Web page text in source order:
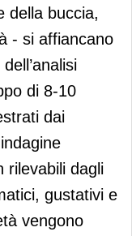
della buccia,
- si affiancano
di 8-10
dai
rilevabili dagli
gustativi e
vengono